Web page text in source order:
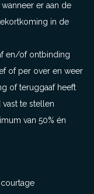
er aan de
in de
en/of ontbinding
of per over en weer
of teruggaaf heeft
te stellen
van 50% én